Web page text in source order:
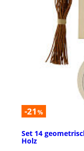
-21 %
Set 14
Holz